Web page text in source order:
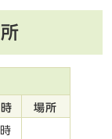
場所